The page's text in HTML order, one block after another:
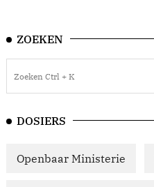
ZOEKEN
DOSIERS
Openbaar Ministerie